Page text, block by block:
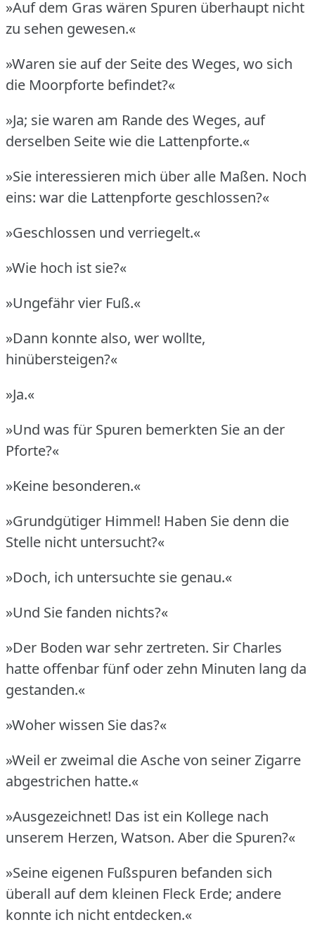
»Auf dem Gras wären Spuren überhaupt nicht
zu sehen gewesen.«
»Waren sie auf der Seite des Weges, wo sich
die Moorpforte befindet?«
»Ja; sie waren am Rande des Weges, auf
derselben Seite wie die Lattenpforte.«
»Sie interessieren mich über alle Maßen. Noch
eins: war die Lattenpforte geschlossen?«
»Geschlossen und verriegelt.«
»Wie hoch ist sie?«
»Ungefähr vier Fuß.«
»Dann konnte also, wer wollte,
hinübersteigen?«
»Ja.«
»Und was für Spuren bemerkten Sie an der
Pforte?«
»Keine besonderen.«
»Grundgütiger Himmel! Haben Sie denn die
Stelle nicht untersucht?«
»Doch, ich untersuchte sie genau.«
»Und Sie fanden nichts?«
»Der Boden war sehr zertreten. Sir Charles
hatte offenbar fünf oder zehn Minuten lang da
gestanden.«
»Woher wissen Sie das?«
»Weil er zweimal die Asche von seiner Zigarre
abgestrichen hatte.«
»Ausgezeichnet! Das ist ein Kollege nach
unserem Herzen, Watson. Aber die Spuren?«
»Seine eigenen Fußspuren befanden sich
überall auf dem kleinen Fleck Erde; andere
konnte ich nicht entdecken.«